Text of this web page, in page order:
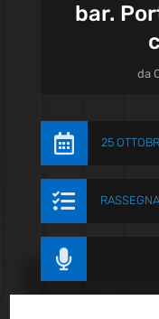
bar.
da
 25

